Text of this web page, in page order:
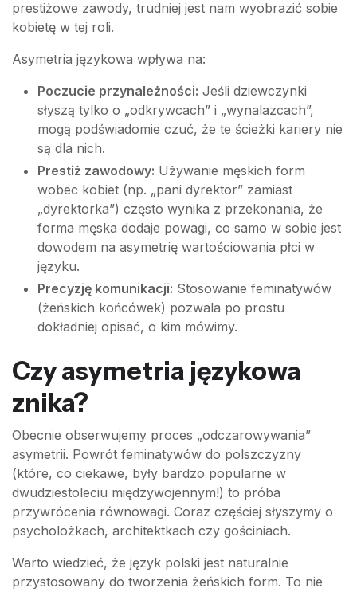
prestiżowe zawody, trudniej jest nam wyobrazić sobie
kobietę w tej roli.
Asymetria językowa wpływa na:
Poczucie przynależności: Jeśli dziewczynki
słyszą tylko o „odkrywcach” i „wynalazcach”,
mogą podświadomie czuć, że te ścieżki kariery nie
są dla nich.
Prestiż zawodowy: Używanie męskich form
wobec kobiet (np. „pani dyrektor” zamiast
„dyrektorka”) często wynika z przekonania, że
forma męska dodaje powagi, co samo w sobie jest
dowodem na asymetrię wartościowania płci w
języku.
Precyzję komunikacji: Stosowanie feminatywów
(żeńskich końcówek) pozwala po prostu
dokładniej opisać, o kim mówimy.
Czy asymetria językowa
znika?
Obecnie obserwujemy proces „odczarowywania”
asymetrii. Powrót feminatywów do polszczyzny
(które, co ciekawe, były bardzo popularne w
dwudziestoleciu międzywojennym!) to próba
przywrócenia równowagi. Coraz częściej słyszymy o
psycholożkach, architektkach czy gościniach.
Warto wiedzieć, że język polski jest naturalnie
przystosowany do tworzenia żeńskich form. To nie